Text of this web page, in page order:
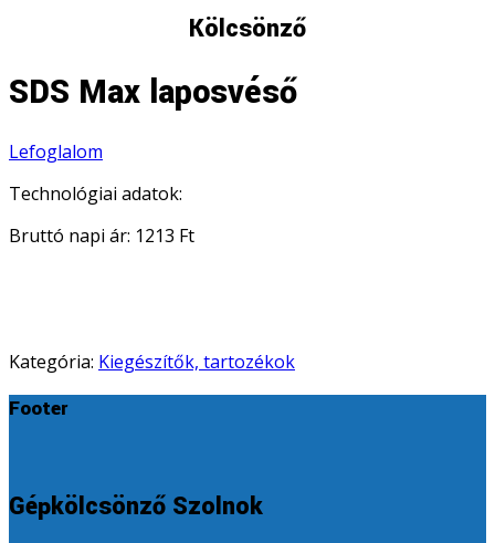
Kölcsönző
SDS Max laposvéső
Lefoglalom
Technológiai adatok:
Bruttó napi ár: 1213 Ft
Kategória: Kiegészítők, tartozékok
Footer
Gépkölcsönző Szolnok